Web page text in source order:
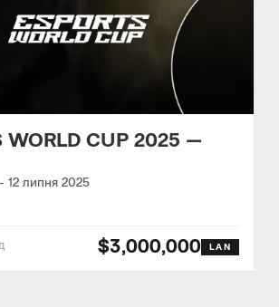
WORLD CUP 2025 —
- 12 липня 2025
$3,000,000 LAN